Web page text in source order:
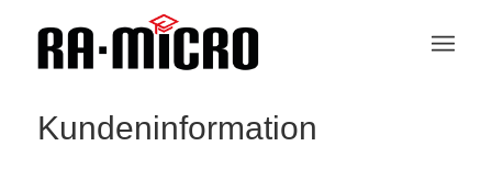
Kundeninformation